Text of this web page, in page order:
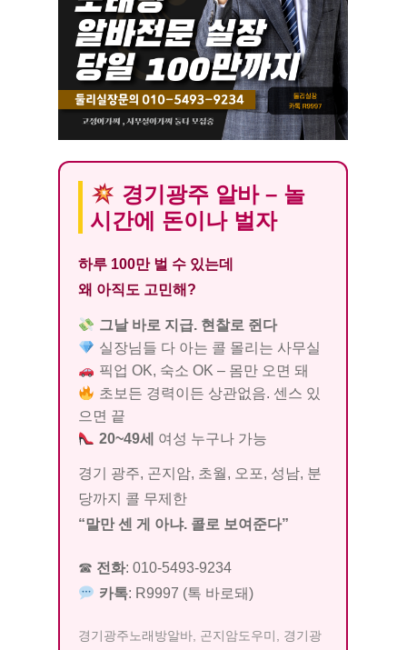
경기광주 알바 – 놀
시간에 돈이나 벌자
하루 100만 벌 수 있는데
왜 아직도 고민해?
그날 바로 지급. 현찰로 쥔다
실장님들 다 아는 콜 몰리는 사무실
픽업 OK, 숙소 OK – 몸만 오면 돼
초보든 경력이든 상관없음. 센스 있
으면 끝
20~49세
여성 누구나 가능
경기 광주, 곤지암, 초월, 오포, 성남, 분
당까지 콜 무제한
“말만 센 게 아냐. 콜로 보여준다”
☎ 전화:010-5493-9234
카톡: R9997 (톡 바로돼)
경기광주노래방알바, 곤지암도우미, 경기광